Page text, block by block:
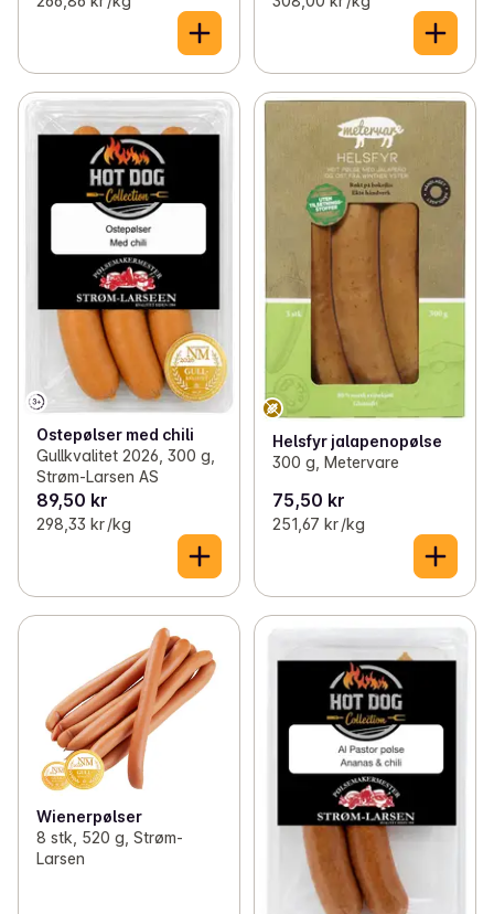
Ostepølser med chili
Gullkvalitet 2026, 300 g,
Strøm-Larsen AS
89,50 kr
298,33 kr /kg
Helsfyr jalapenopølse
300 g, Metervare
75,50 kr
251,67 kr /kg
Wienerpølser
8 stk, 520 g, Strøm-
Larsen